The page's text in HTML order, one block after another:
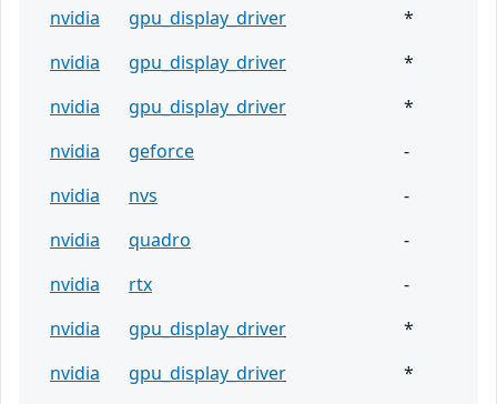
nvidia
gpu_display_driver
*
nvidia
gpu_display_driver
*
nvidia
gpu_display_driver
*
nvidia
geforce
-
nvidia
nvs
-
nvidia
quadro
-
nvidia
rtx
-
nvidia
gpu_display_driver
*
nvidia
gpu_display_driver
*